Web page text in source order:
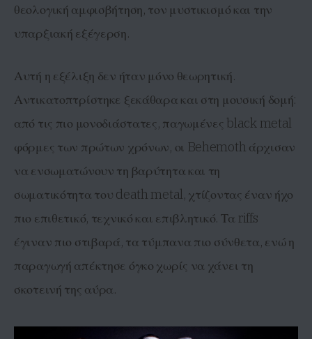
θεολογική αμφισβήτηση, τον μυστικισμό και την
υπαρξιακή εξέγερση.
Αυτή η εξέλιξη δεν ήταν μόνο θεωρητική.
Αντικατοπτρίστηκε ξεκάθαρα και στη μουσική δομή:
από τις πιο μονοδιάστατες, παγωμένες black metal
φόρμες των πρώτων χρόνων, οι Behemoth άρχισαν
να ενσωματώνουν τη βαρύτητα και τη
σωματικότητα του death metal, χτίζοντας έναν ήχο
πιο επιθετικό, τεχνικό και επιβλητικό. Τα riffs
έγιναν πιο στιβαρά, τα τύμπανα πιο σύνθετα, ενώ η
παραγωγή απέκτησε όγκο χωρίς να χάνει τη
σκοτεινή της αύρα.